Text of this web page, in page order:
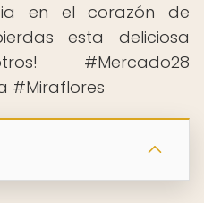
en el corazón de
esta deliciosa
#Mercado28
#Miraflores